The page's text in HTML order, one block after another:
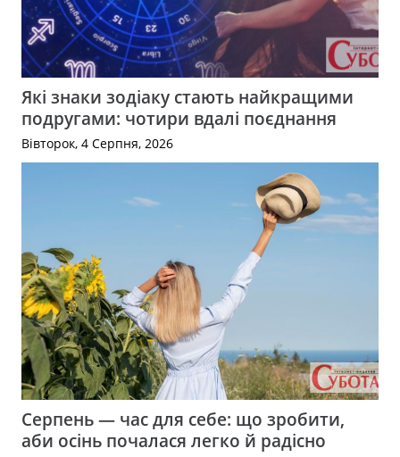
Які знаки зодіаку стають найкращими
подругами: чотири вдалі поєднання
Вівторок, 4 Серпня, 2026
Серпень — час для себе: що зробити,
аби осінь почалася легко й радісно